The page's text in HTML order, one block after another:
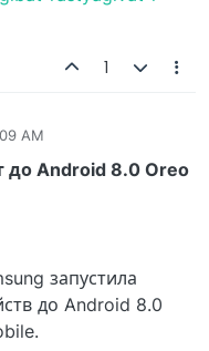
1
AM
до Android 8.0 Oreo
запустила
до Android 8.0